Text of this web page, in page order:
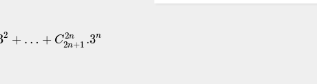
2 + … + C2n
2n+1 .3n